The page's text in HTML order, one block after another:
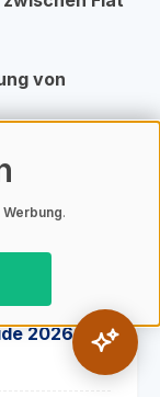
von
2026
.